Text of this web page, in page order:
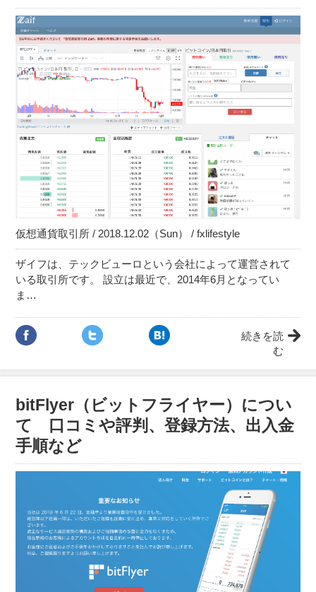
仮想通貨取引所 / 2018.12.02（Sun） / fxlifestyle
ザイフは、テックビューロという会社によって運営されて
いる取引所です。 設立は最近で、2014年6月となってい
ま…
続きを読
む
bitFlyer（ビットフライヤー）につい
て 口コミや評判、登録方法、出入金
手順など